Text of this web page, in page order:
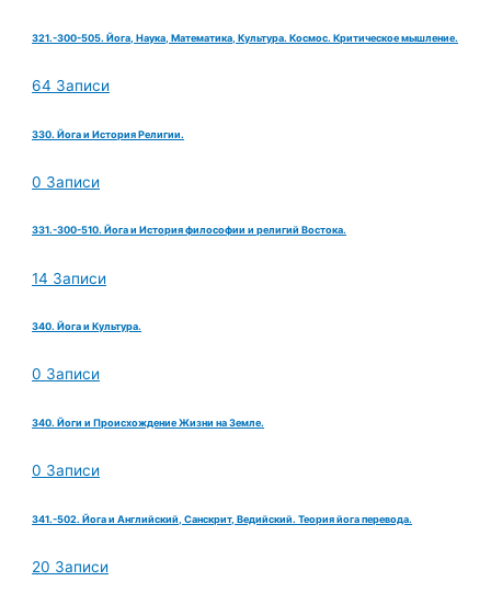
321.-300-505. Йога, Наука, Математика, Культура. Космос. Критическое мышление.
64 Записи
330. Йога и История Религии.
0 Записи
331.-300-510. Йога и История философии и религий Востока.
14 Записи
340. Йога и Культура.
0 Записи
340. Йоги и Происхождение Жизни на Земле.
0 Записи
341.-502. Йога и Английский, Санскрит, Ведийский. Теория йога перевода.
20 Записи